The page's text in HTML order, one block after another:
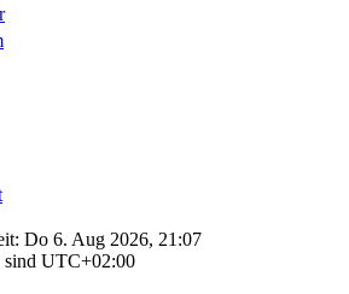
Do 6. Aug 2026, 21:07
UTC+02:00